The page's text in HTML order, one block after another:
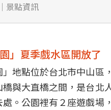
景點資訊
」夏季戲水區開放了
」地點位於台北市中山區
與大直橋之間，是台北
。公園裡有２座遊戲場